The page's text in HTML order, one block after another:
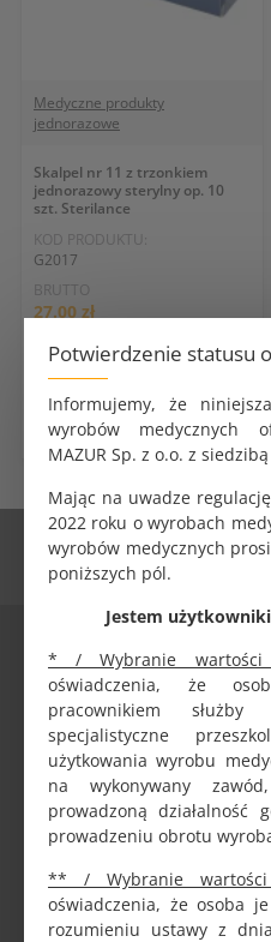
Potwierdzenie statusu
Informujemy, że
wyrobów medycznych
MAZUR Sp. z o.o. z
Mając na uwadze
2022 roku o wyrobach
wyrobów medycznych
poniższych pól.
Jestem
* / Wybranie wartości
oświadczenia, że
pracownikiem
specjalistyczne
użytkowania wyrobu
na wykonywany
prowadzoną działalność
prowadzeniu obrotu
** / Wybranie
oświadczenia, że osoba
rozumieniu ustawy z
Medyczne produkty
jednorazowe
Skalpel nr 11 z trzonkiem
jednorazowy sterylny op. 10
szt. Sterilance
KOD PRODUKTU:
G2017
BRUTTO
27.00 zł
25.00 zł
DO KOSZYKA
ALBIS MAZUR SPÓŁKA Z
Stawiszyńska 10 lok. 2, PL-62800
NIP / VAT PL6182139326
REGON 301944633
KRS 0000399035
BDO 000137792
61 2030 0045 1110 0000 0380 2280
Ltd / GmbH / LLC / S.r.l. / Sp. z o. o.